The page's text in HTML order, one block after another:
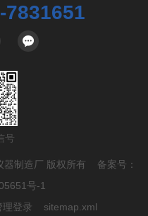
7831651
号
器制造厂 版权所有 备案号：
号-1
理登录 sitemap.xml